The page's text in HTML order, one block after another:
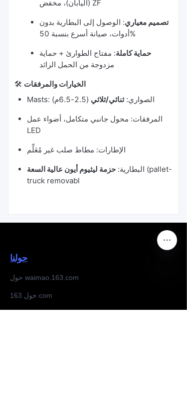
(اليابان)، مخفض ZF
تصميم معياري: الوصول إلى البطارية بدون
أدوات، صيانة أسرع بنسبة 50%
حماية كاملة: مفتاح الطوارئ + حماية
مزدوجة من الحمل الزائد
🛠️ الخيارات والمرفقات
Masts: الصواري: ثنائي/ثلاثي (2.5-6.5م)
المرفقات: محول جانبي متكامل، أضواء عمل
LED
الإطارات: مطاط صلب غير مُعَلِّم
البطارية: حزمة ليثيوم أيون عالية السعة
(pallet-
truck removabl
حولنا
حول waimao.163.com
حول 163.com AR